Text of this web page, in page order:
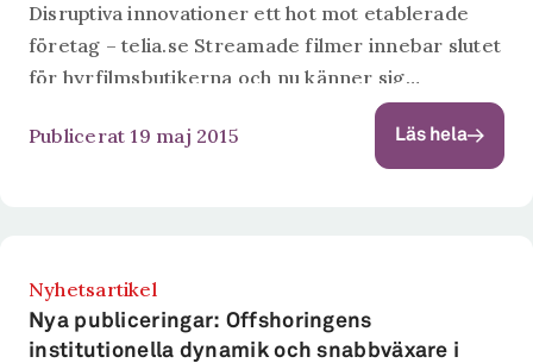
Disruptiva innovationer ett hot mot etablerade
företag – telia.se Streamade filmer innebar slutet
för hyrfilmsbutikerna och nu känner sig
urmakarna i Schweiz hotade av Apple watch. De
nya tekniska möjligheterna som den digitala
Publicerat 19 maj 2015 Läs hela
Nyhetsartikel
Nya publiceringar: Offshoringens
institutionella dynamik och snabbväxare i